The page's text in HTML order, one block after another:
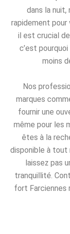
dans la
rapidement pour
il est crucial
c’est
moins
Nos
marques
fournir une
même pour les
êtes à la
disponible à tout
laissez pas
tranquillité.
fort Farciennes